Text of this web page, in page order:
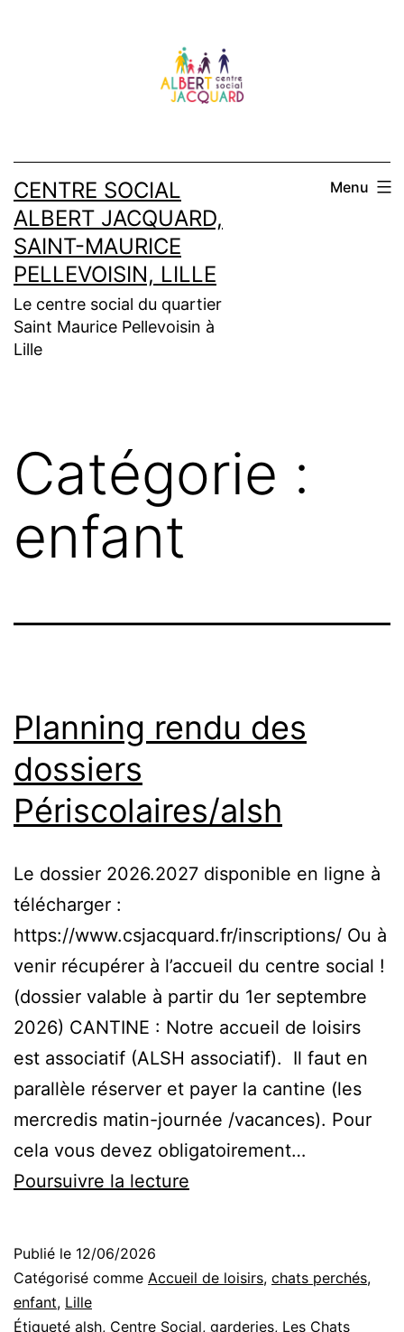
CENTRE SOCIAL
ALBERT JACQUARD,
SAINT-MAURICE
PELLEVOISIN, LILLE
Le centre social du quartier
Saint Maurice Pellevoisin à
Lille
Menu
Catégorie :
enfant
Planning rendu des
dossiers
Périscolaires/alsh
Le dossier 2026.2027 disponible en ligne à
télécharger :
https://www.csjacquard.fr/inscriptions/ Ou à
venir récupérer à l’accueil du centre social !
(dossier valable à partir du 1er septembre
2026) CANTINE : Notre accueil de loisirs
est associatif (ALSH associatif). Il faut en
parallèle réserver et payer la cantine (les
mercredis matin-journée /vacances). Pour
cela vous devez obligatoirement…
Poursuivre la lecture
dossiers
Publié le 12/06/2026
Catégorisé comme Accueil de loisirs, chats perchés,
enfant, Lille
Étiqueté alsh, Centre Social, garderies, Les Chats